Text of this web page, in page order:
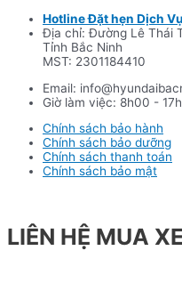
Hotline Đặt hẹn Dịch
Địa chỉ: Đường Lê Thái
Tỉnh Bắc Ninh
MST: 2301184410
Email:
Giờ làm việc: 8h00 -
Chính sách bảo hành
Chính sách bảo dưỡng
Chính sách thanh toán
Chính sách bảo mật
LIÊN HỆ MUA XE